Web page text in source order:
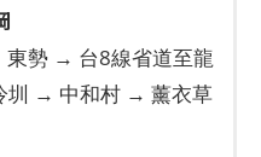
勢 → 台8線省道至龍
→ 中和村 → 薰衣草